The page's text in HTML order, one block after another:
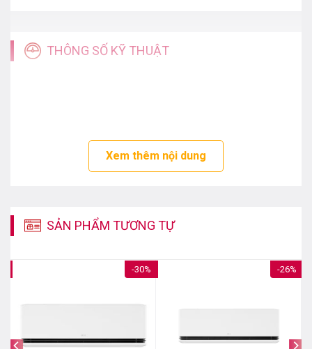
THÔNG SỐ KỸ THUẬT
Xem thêm nội dung
SẢN PHẨM TƯƠNG TỰ
-30% -26%